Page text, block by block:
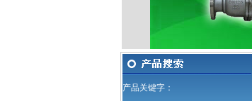
产品关键字：